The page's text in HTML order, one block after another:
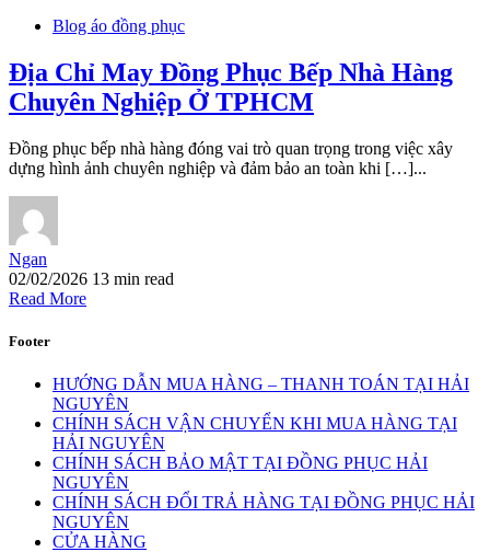
Blog áo đồng phục
Địa Chỉ May Đồng Phục Bếp Nhà Hàng
Chuyên Nghiệp Ở TPHCM
Đồng phục bếp nhà hàng đóng vai trò quan trọng trong việc xây
dựng hình ảnh chuyên nghiệp và đảm bảo an toàn khi […]...
Ngan
02/02/2026 13 min read
Read More
Footer
HƯỚNG DẪN MUA HÀNG – THANH TOÁN TẠI HẢI
NGUYÊN
CHÍNH SÁCH VẬN CHUYỂN KHI MUA HÀNG TẠI
HẢI NGUYÊN
CHÍNH SÁCH BẢO MẬT TẠI ĐỒNG PHỤC HẢI
NGUYÊN
CHÍNH SÁCH ĐỔI TRẢ HÀNG TẠI ĐỒNG PHỤC HẢI
NGUYÊN
CỬA HÀNG